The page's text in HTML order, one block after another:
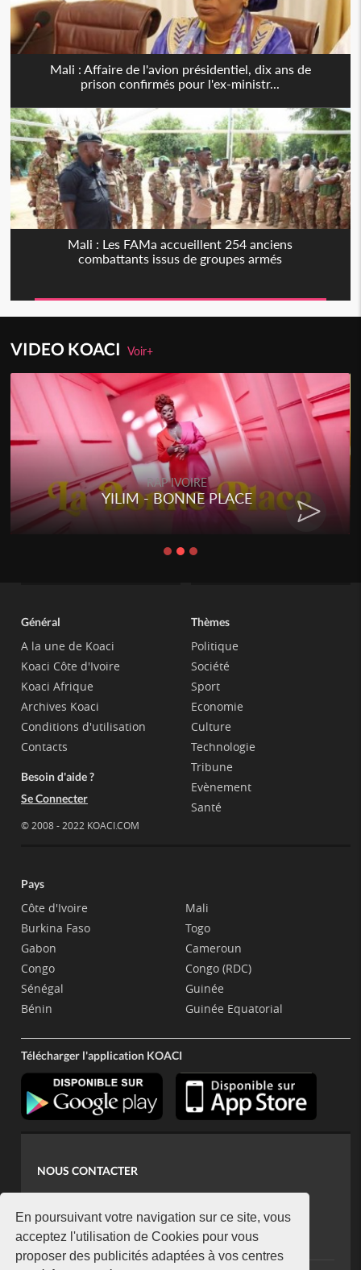
En poursuivant votre navigation sur ce site, vous
acceptez l'utilisation de Cookies pour vous
proposer des publicités adaptées à vos centres
Mali : Affaire de l'avion présidentiel, dix ans de
prison confirmés pour l'ex-ministr...
Mali : Les FAMa accueillent 254 anciens
combattants issus de groupes armés
VIDEO KOACIVoir+
RAP IVOIRE
YILIM - BONNE PLACE
Général
A la une de Koaci
Koaci Côte d'Ivoire
Koaci Afrique
Archives Koaci
Conditions d'utilisation
Contacts
Besoin d'aide ?
Se Connecter
© 2008 - 2022 KOACI.COM
Thèmes
Politique
Société
Sport
Economie
Culture
Technologie
Tribune
Evènement
Santé
Pays
Côte d'Ivoire
Burkina Faso
Gabon
Congo
Sénégal
Bénin
Mali
Togo
Cameroun
Congo (RDC)
Guinée
Guinée Equatorial
Télécharger l'application KOACI
NOUS CONTACTER
koaci@yahoo.fr
+225 07 08 85 52 93